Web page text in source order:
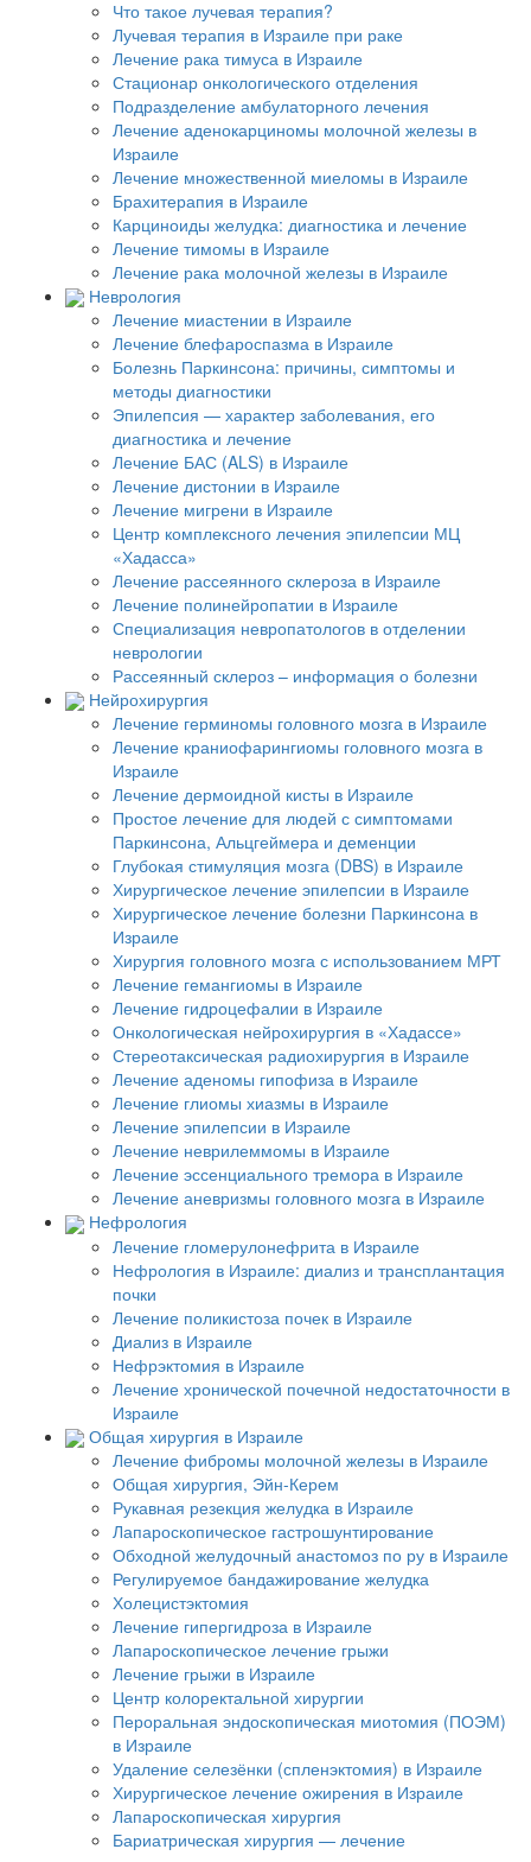
Что такое лучевая терапия?
Лучевая терапия в Израиле при раке
Лечение рака тимуса в Израиле
Стационар онкологического отделения
Подразделение амбулаторного лечения
Лечение аденокарциномы молочной железы в
Израиле
Лечение множественной миеломы в Израиле
Брахитерапия в Израиле
Карциноиды желудка: диагностика и лечение
Лечение тимомы в Израиле
Лечение рака молочной железы в Израиле
Неврология
Лечение миастении в Израиле
Лечение блефароспазма в Израиле
Болезнь Паркинсона: причины, симптомы и
методы диагностики
Эпилепсия — характер заболевания, его
диагностика и лечение
Лечение БАС (ALS) в Израиле
Лечение дистонии в Израиле
Лечение мигрени в Израиле
Центр комплексного лечения эпилепсии МЦ
«Хадасса»
Лечение рассеянного склероза в Израиле
Лечение полинейропатии в Израиле
Специализация невропатологов в отделении
неврологии
Рассеянный склероз – информация о болезни
Нейрохирургия
Лечение герминомы головного мозга в Израиле
Лечение краниофарингиомы головного мозга в
Израиле
Лечение дермоидной кисты в Израиле
Простое лечение для людей с симптомами
Паркинсона, Альцгеймера и деменции
Глубокая стимуляция мозга (DBS) в Израиле
Хирургическое лечение эпилепсии в Израиле
Хирургическое лечение болезни Паркинсона в
Израиле
Хирургия головного мозга с использованием МРТ
Лечение гемангиомы в Израиле
Лечение гидроцефалии в Израиле
Онкологическая нейрохирургия в «Хадассе»
Стереотаксическая радиохирургия в Израиле
Лечение аденомы гипофиза в Израиле
Лечение глиомы хиазмы в Израиле
Лечение эпилепсии в Израиле
Лечение неврилеммомы в Израиле
Лечение эссенциального тремора в Израиле
Лечение аневризмы головного мозга в Израиле
Нефрология
Лечение гломерулонефрита в Израиле
Нефрология в Израиле: диализ и трансплантация
почки
Лечение поликистоза почек в Израиле
Диализ в Израиле
Нефрэктомия в Израиле
Лечение хронической почечной недостаточности в
Израиле
Общая хирургия в Израиле
Лечение фибромы молочной железы в Израиле
Общая хирургия, Эйн-Керем
Рукавная резекция желудка в Израиле
Лапароскопическое гастрошунтирование
Обходной желудочный анастомоз по ру в Израиле
Регулируемое бандажирование желудка
Холецистэктомия
Лечение гипергидроза в Израиле
Лапароскопическое лечение грыжи
Лечение грыжи в Израиле
Центр колоректальной хирургии
Пероральная эндоскопическая миотомия (ПОЭМ)
в Израиле
Удаление селезёнки (спленэктомия) в Израиле
Хирургическое лечение ожирения в Израиле
Лапароскопическая хирургия
Бариатрическая хирургия — лечение